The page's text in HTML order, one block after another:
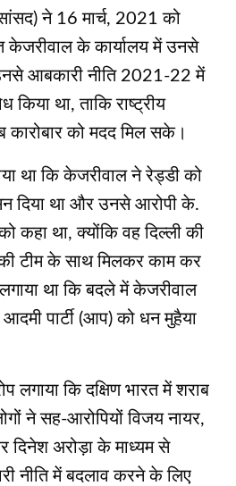
ने 16 मार्च, 2021 को
केजरीवाल के कार्यालय में उनसे
आबकारी नीति 2021-22 में
था, ताकि राष्ट्रीय
कारोबार को मदद मिल सके।
था कि केजरीवाल ने रेड्डी को
दिया था और उनसे आरोपी के.
कहा था, क्योंकि वह दिल्ली की
टीम के साथ मिलकर काम कर
था कि बदले में केजरीवाल
पार्टी (आप) को धन मुहैया
लगाया कि दक्षिण भारत में शराब
ने सह-आरोपियों विजय नायर,
दिनेश अरोड़ा के माध्यम से
नीति में बदलाव करने के लिए